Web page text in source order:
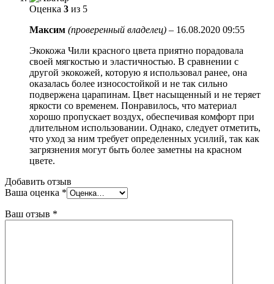
Оценка 3 из 5
Максим (проверенный владелец) – 16.08.2020 09:55
Экокожа Чили красного цвета приятно порадовала
своей мягкостью и эластичностью. В сравнении с
другой экокожей, которую я использовал ранее, она
оказалась более износостойкой и не так сильно
подвержена царапинам. Цвет насыщенный и не теряет
яркости со временем. Понравилось, что материал
хорошо пропускает воздух, обеспечивая комфорт при
длительном использовании. Однако, следует отметить,
что уход за ним требует определенных усилий, так как
загрязнения могут быть более заметны на красном
цвете.
Добавить отзыв
Ваша оценка *
Ваш отзыв *